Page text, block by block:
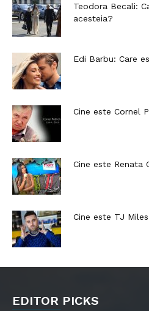
Teodora Becali:
acesteia?
Edi Barbu: Care
Cine este Cornel
Cine este Renata
Cine este TJ
EDITOR PICKS